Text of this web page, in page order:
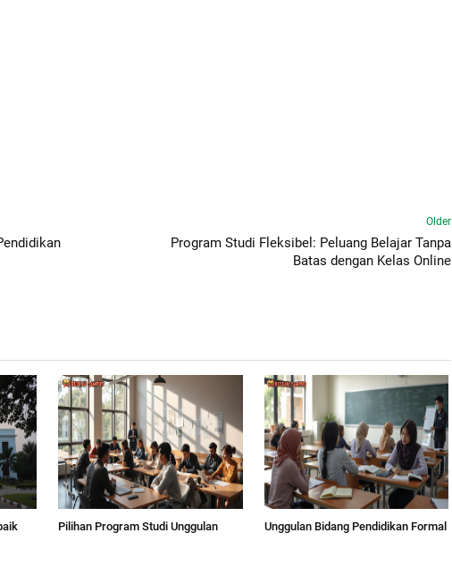
Older
Program Studi Fleksibel: Peluang Belajar Tanpa
Batas dengan Kelas Online
Pilihan Program Studi Unggulan Unggulan Bidang Pendidikan Formal